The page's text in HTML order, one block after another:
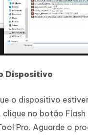
Dispositivo
o dispositivo
clique no botão Flash
Pro. Aguarde o